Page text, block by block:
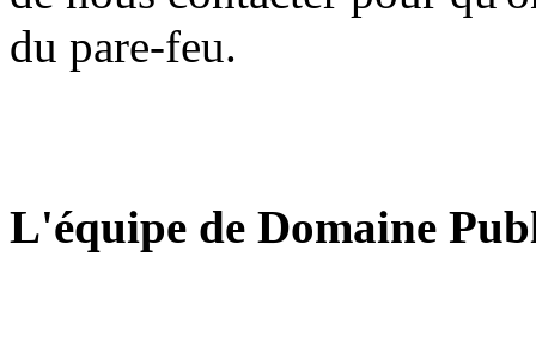
du pare-feu.
L'équipe de Domaine